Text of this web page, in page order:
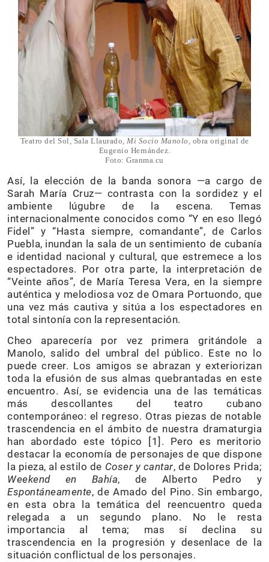
Teatro del Sol, Sala Llaurado, Mi Socio Manolo , obra original de
Eugenio Hernández.
Foto: Granma.cu
Así, la elección de la banda sonora —a cargo de
Sarah María Cruz— contrasta con la sordidez y el
ambiente lúgubre de la escena. Temas
internacionalmente conocidos como “Y en eso llegó
Fidel” y “Hasta siempre, comandante”, de Carlos
Puebla, inundan la sala de un sentimiento de cubanía
e identidad nacional y cultural, que estremece a los
espectadores. Por otra parte, la interpretación de
“Veinte años”, de María Teresa Vera, en la siempre
auténtica y melodiosa voz de Omara Portuondo, que
una vez más cautiva y sitúa a los espectadores en
total sintonía con la representación.
Cheo aparecería por vez primera gritándole a
Manolo, salido del umbral del público. Este no lo
puede creer. Los amigos se abrazan y exteriorizan
toda la efusión de sus almas quebrantadas en este
encuentro. Así, se evidencia una de las temáticas
más descollantes del teatro cubano
contemporáneo: el regreso. Otras piezas de notable
trascendencia en el ámbito de nuestra dramaturgia
han abordado este tópico [1]. Pero es meritorio
destacar la economía de personajes de que dispone
la pieza, al estilo de Coser y cantar, de Dolores Prida;
Weekend en Bahía, de Alberto Pedro y
Espontáneamente, de Amado del Pino. Sin embargo,
en esta obra la temática del reencuentro queda
relegada a un segundo plano. No le resta
importancia al tema; mas sí declina su
trascendencia en la progresión y desenlace de la
situación conflictual de los personajes.